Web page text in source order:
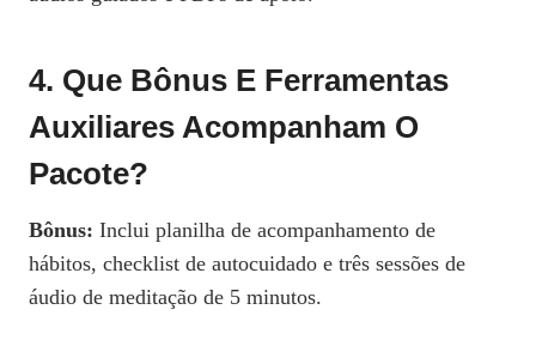
4. Que Bônus E Ferramentas
Auxiliares Acompanham O
Pacote?
Bônus: Inclui planilha de acompanhamento de
hábitos, checklist de autocuidado e três sessões de
áudio de meditação de 5 minutos.